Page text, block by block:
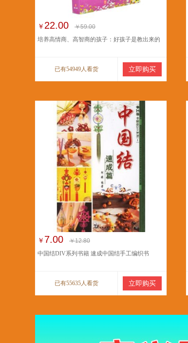
￥ 22.00
￥59.00
培养高情商、高智商的孩子：好孩子是教出来的
已有54949人看货 立即购买
￥ 7.00
￥12.80
中国结DIV系列书籍 速成中国结手工编织书
已有55635人看货 立即购买